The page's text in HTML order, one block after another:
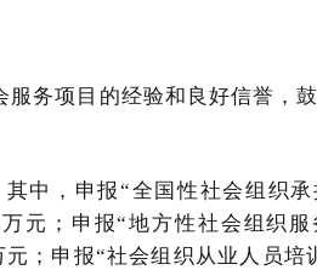
务项目的经验和良好信誉，
中，申报“全国性社会组织
元；申报“地方性社会组织
；申报“社会组织从业人员培